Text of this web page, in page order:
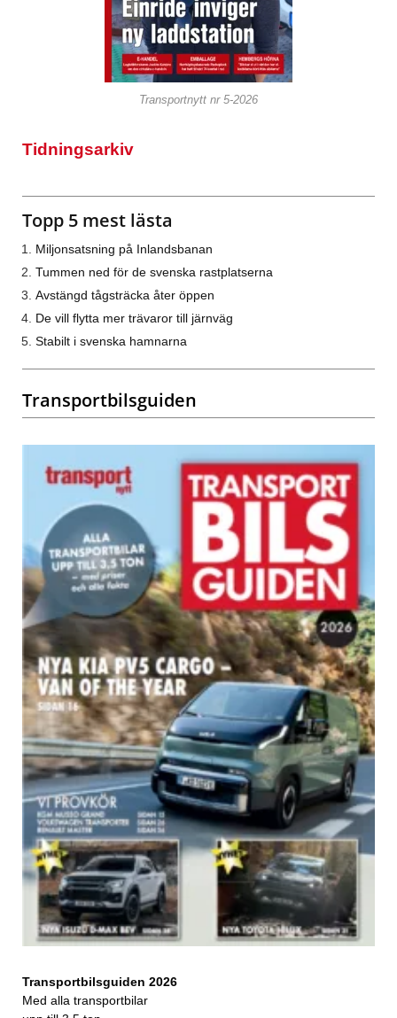
Transportnytt nr 5-2026
Tidningsarkiv
Topp 5 mest lästa
Miljonsatsning på Inlandsbanan
Tummen ned för de svenska rastplatserna
Avstängd tågsträcka åter öppen
De vill flytta mer trävaror till järnväg
Stabilt i svenska hamnarna
Transportbilsguiden
Transportbilsguiden 2026
Med alla transportbilar